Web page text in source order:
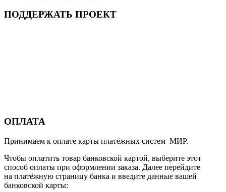
ПОДДЕРЖАТЬ ПРОЕКТ
ОПЛАТА
Принимаем к оплате карты платёжных систем МИР.
Чтобы оплатить товар банковской картой, выберите этот
способ оплаты при оформлении заказа. Далее перейдите
на платёжную страницу банка и введите данные вашей
банковской карты: